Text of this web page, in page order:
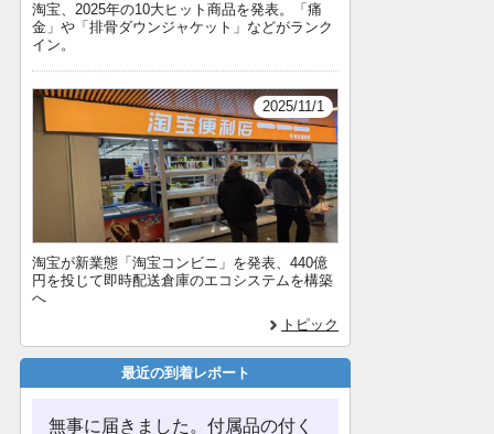
淘宝、2025年の10大ヒット商品を発表。「痛
金」や「排骨ダウンジャケット」などがランク
イン。
2025/11/1
淘宝が新業態「淘宝コンビニ」を発表、440億
円を投じて即時配送倉庫のエコシステムを構築
へ
トピック
最近の到着レポート
無事に届きました。付属品の付く